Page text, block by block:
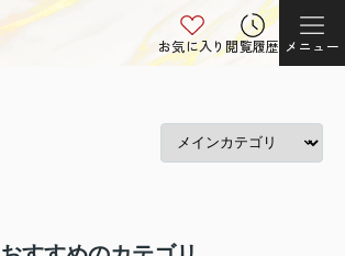
お気に入り閲覧履歴 メニュー